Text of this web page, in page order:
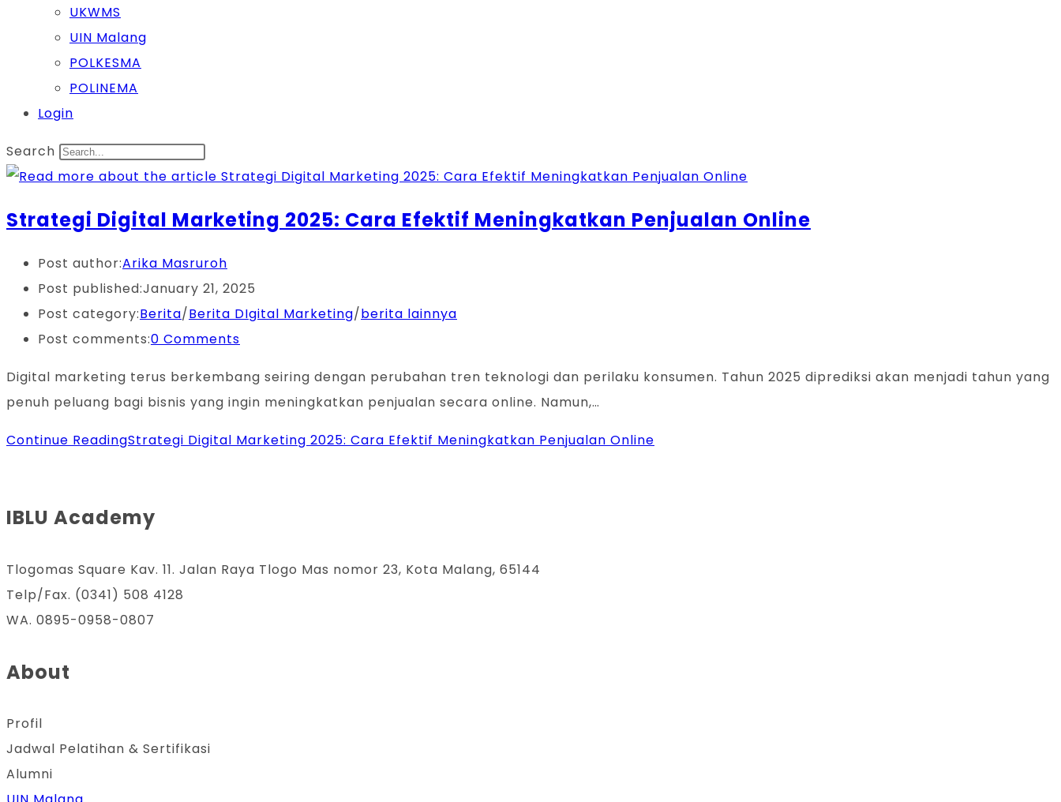
UKWMS
UIN Malang
POLKESMA
POLINEMA
Login
Search
Strategi Digital Marketing 2025: Cara Efektif Meningkatkan Penjualan Online
Post author:Arika Masruroh
Post published:January 21, 2025
Post category:Berita/Berita DIgital Marketing/berita lainnya
Post comments:0 Comments
Digital marketing terus berkembang seiring dengan perubahan tren teknologi dan perilaku konsumen. Tahun 2025 diprediksi akan menjadi tahun yang
penuh peluang bagi bisnis yang ingin meningkatkan penjualan secara online. Namun,…
Continue ReadingStrategi Digital Marketing 2025: Cara Efektif Meningkatkan Penjualan Online
IBLU Academy
Tlogomas Square Kav. 11. Jalan Raya Tlogo Mas nomor 23, Kota Malang, 65144
Telp/Fax. (0341) 508 4128
WA. 0895-0958-0807
About
Profil
Jadwal Pelatihan & Sertifikasi
Alumni